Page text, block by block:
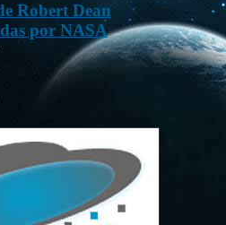
Robert Dean
por NASA